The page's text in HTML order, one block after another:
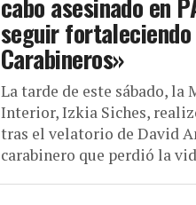
cabo asesinado en
seguir
Carabineros»
La tarde de este sábado, la
Interior, Izkia Siches,
tras el velatorio de David
carabinero que perdió la